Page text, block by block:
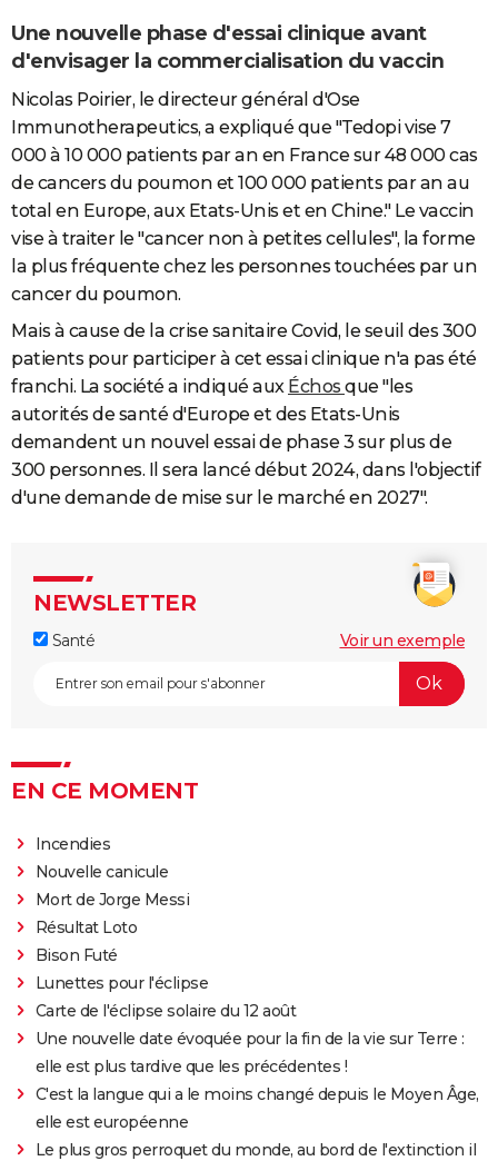
Une nouvelle phase d'essai clinique avant
d'envisager la commercialisation du vaccin
Nicolas Poirier, le directeur général d'Ose
Immunotherapeutics, a expliqué que "Tedopi vise 7
000 à 10 000 patients par an en France sur 48 000 cas
de cancers du poumon et 100 000 patients par an au
total en Europe, aux Etats-Unis et en Chine." Le vaccin
vise à traiter le "cancer non à petites cellules", la forme
la plus fréquente chez les personnes touchées par un
cancer du poumon.
Mais à cause de la crise sanitaire Covid, le seuil des 300
patients pour participer à cet essai clinique n'a pas été
franchi. La société a indiqué aux Échos que "les
autorités de santé d'Europe et des Etats-Unis
demandent un nouvel essai de phase 3 sur plus de
300 personnes. Il sera lancé début 2024, dans l'objectif
d'une demande de mise sur le marché en 2027".
NEWSLETTER
Santé Voir un exemple
EN CE MOMENT
Incendies
Nouvelle canicule
Mort de Jorge Messi
Résultat Loto
Bison Futé
Lunettes pour l'éclipse
Carte de l'éclipse solaire du 12 août
Une nouvelle date évoquée pour la fin de la vie sur Terre :
elle est plus tardive que les précédentes !
C'est la langue qui a le moins changé depuis le Moyen Âge,
elle est européenne
Le plus gros perroquet du monde, au bord de l'extinction il